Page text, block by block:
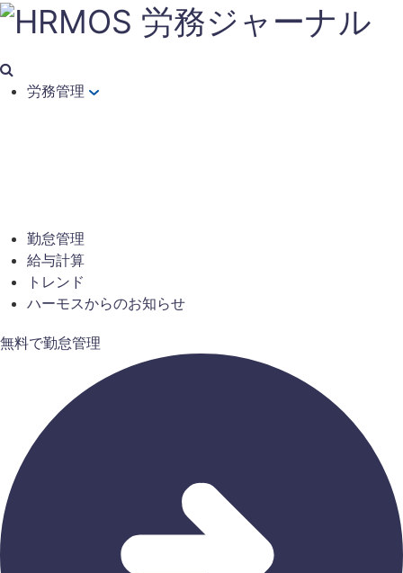
労務管理
勤怠管理
給与計算
トレンド
ハーモスからのお知らせ
無料で勤怠管理